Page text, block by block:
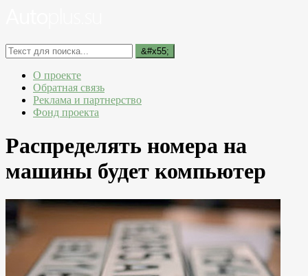
О проекте
Обратная связь
Реклама и партнерство
Фонд проекта
Распределять номера на
машины будет компьютер